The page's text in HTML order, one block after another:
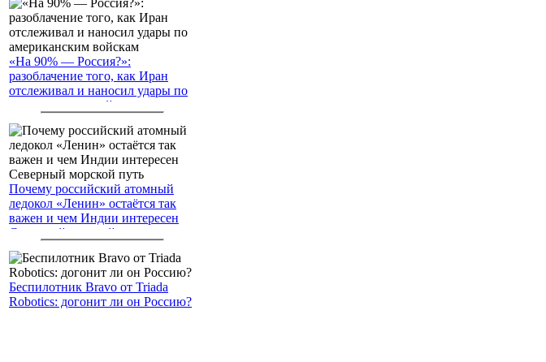
«На 90% — Россия?»:
разоблачение того, как Иран
отслеживал и наносил удары по
американским войскам
Почему российский атомный
ледокол «Ленин» остаётся так
важен и чем Индии интересен
Северный морской путь
Беспилотник Bravo от Triada
Robotics: догонит ли он Россию?